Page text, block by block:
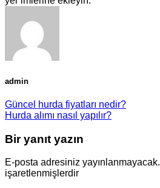
admin
Güncel hurda fiyatları nedir?
Hurda alımı nasıl yapılır?
Bir yanıt yazın
E-posta adresiniz yayınlanmayacak.
işaretlenmişlerdir